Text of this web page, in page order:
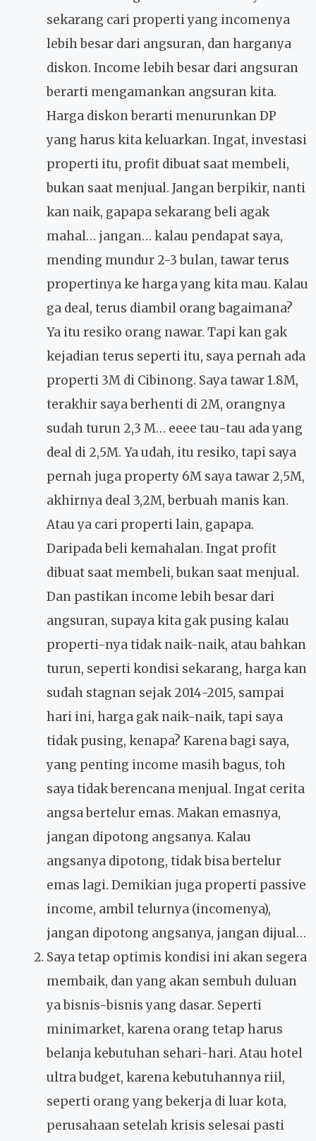
sekarang cari properti yang incomenya
lebih besar dari angsuran, dan harganya
diskon. Income lebih besar dari angsuran
berarti mengamankan angsuran kita.
Harga diskon berarti menurunkan DP
yang harus kita keluarkan. Ingat, investasi
properti itu, profit dibuat saat membeli,
bukan saat menjual. Jangan berpikir, nanti
kan naik, gapapa sekarang beli agak
mahal… jangan… kalau pendapat saya,
mending mundur 2-3 bulan, tawar terus
propertinya ke harga yang kita mau. Kalau
ga deal, terus diambil orang bagaimana?
Ya itu resiko orang nawar. Tapi kan gak
kejadian terus seperti itu, saya pernah ada
properti 3M di Cibinong. Saya tawar 1.8M,
terakhir saya berhenti di 2M, orangnya
sudah turun 2,3 M… eeee tau-tau ada yang
deal di 2,5M. Ya udah, itu resiko, tapi saya
pernah juga property 6M saya tawar 2,5M,
akhirnya deal 3,2M, berbuah manis kan.
Atau ya cari properti lain, gapapa.
Daripada beli kemahalan. Ingat profit
dibuat saat membeli, bukan saat menjual.
Dan pastikan income lebih besar dari
angsuran, supaya kita gak pusing kalau
properti-nya tidak naik-naik, atau bahkan
turun, seperti kondisi sekarang, harga kan
sudah stagnan sejak 2014-2015, sampai
hari ini, harga gak naik-naik, tapi saya
tidak pusing, kenapa? Karena bagi saya,
yang penting income masih bagus, toh
saya tidak berencana menjual. Ingat cerita
angsa bertelur emas. Makan emasnya,
jangan dipotong angsanya. Kalau
angsanya dipotong, tidak bisa bertelur
emas lagi. Demikian juga properti passive
income, ambil telurnya (incomenya),
jangan dipotong angsanya, jangan dijual…
Saya tetap optimis kondisi ini akan segera
membaik, dan yang akan sembuh duluan
ya bisnis-bisnis yang dasar. Seperti
minimarket, karena orang tetap harus
belanja kebutuhan sehari-hari. Atau hotel
ultra budget, karena kebutuhannya riil,
seperti orang yang bekerja di luar kota,
perusahaan setelah krisis selesai pasti